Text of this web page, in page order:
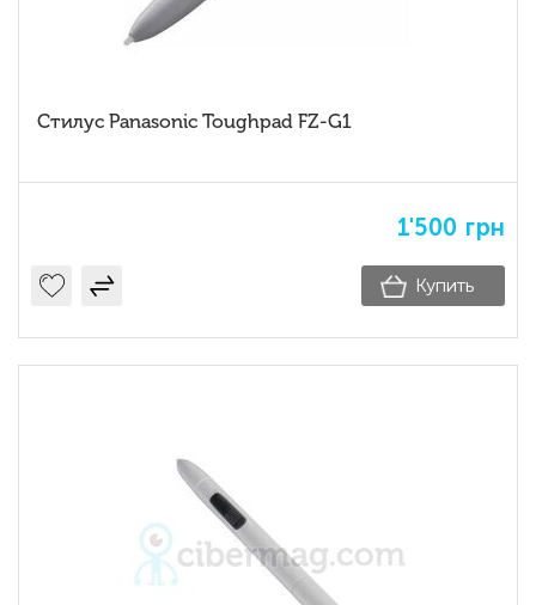
Стилус Panasonic Toughpad FZ-G1
1'500 грн
Купить